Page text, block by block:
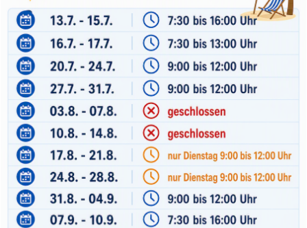
Verein der Freunde
Jobs
Absolventenverband